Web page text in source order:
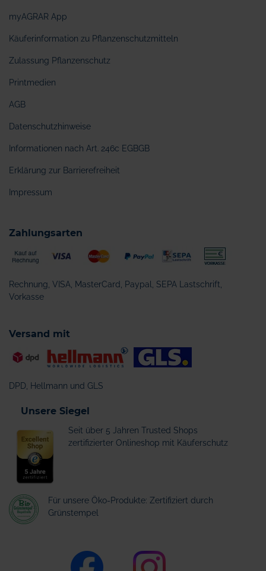
myAGRAR App
Käuferinformation zu Pflanzenschutzmitteln
Zulassung Pflanzenschutz
Printmedien
AGB
Datenschutzhinweise
Informationen nach Art. 246c EGBGB
Erklärung zur Barrierefreiheit
Impressum
Zahlungsarten
Rechnung, VISA, MasterCard, Paypal, SEPA Lastschrift,
Vorkasse
Versand mit
DPD, Hellmann und GLS
Unsere Siegel
Seit über 5 Jahren Trusted Shops
zertifizierter Onlineshop mit Käuferschutz
Für unsere Öko-Produkte: Zertifiziert durch
Grünstempel